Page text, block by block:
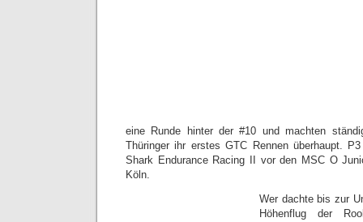
eine Runde hinter der #10 und machten
Thüringer ihr erstes GTC Rennen überhaupt.
Shark Endurance Racing II vor den MSC O
Köln.
Wer dachte bis zur
Höhenflug der